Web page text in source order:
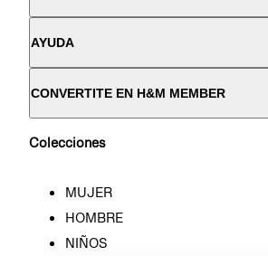
AYUDA
CONVERTITE EN H&M MEMBER
Colecciones
MUJER
HOMBRE
NIÑOS